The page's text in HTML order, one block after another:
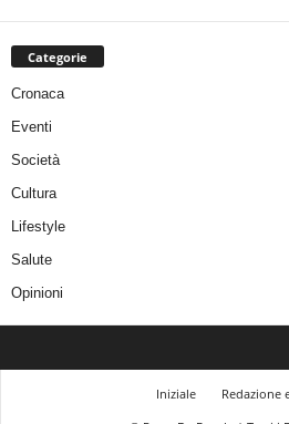
Categorie
Cronaca
Eventi
Società
Cultura
Lifestyle
Salute
Opinioni
Iniziale
Redazione